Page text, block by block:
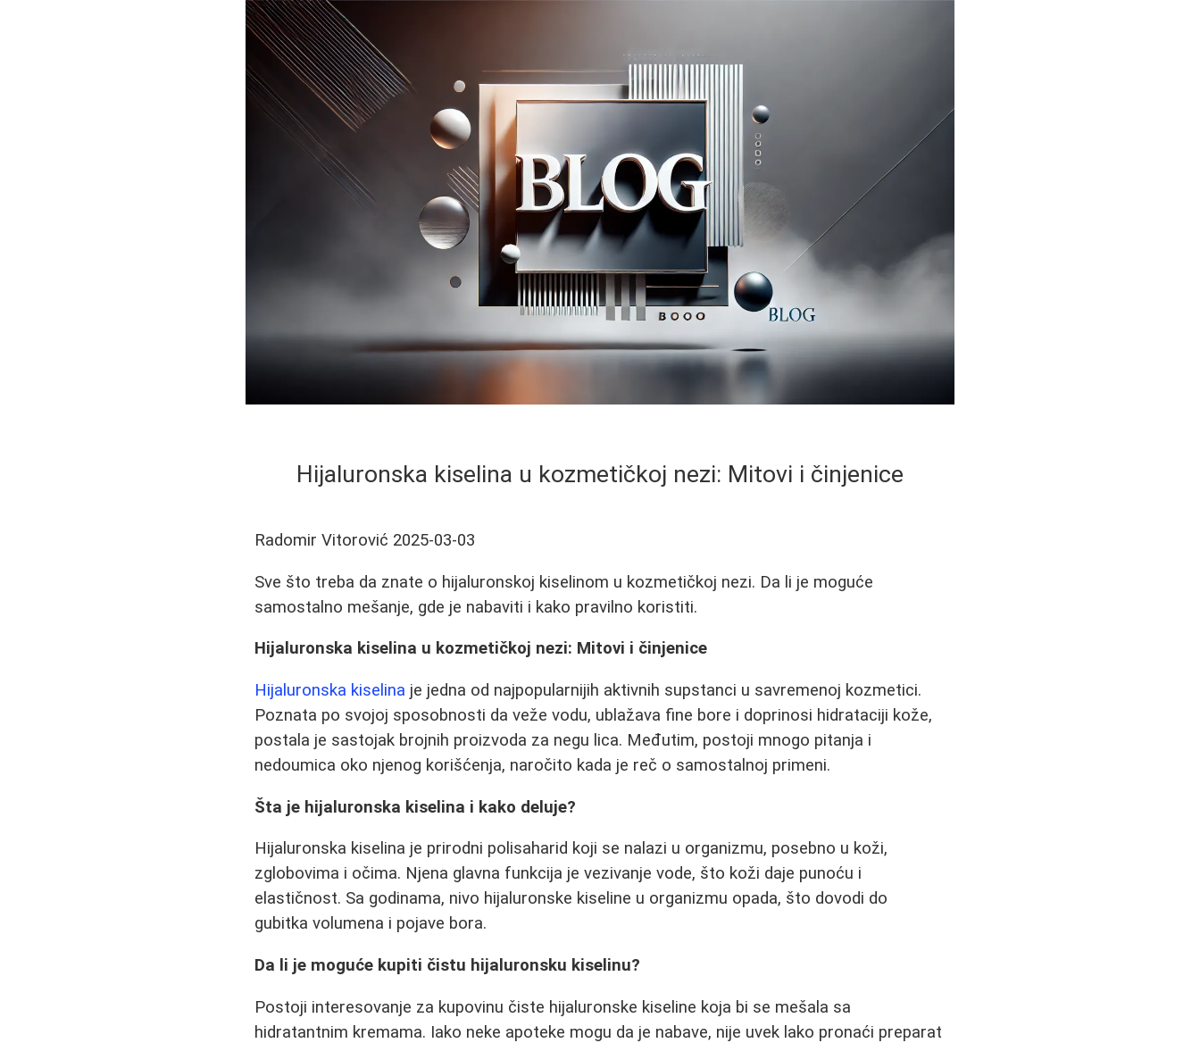
Hijaluronska kiselina u kozmetičkoj nezi: Mitovi i činjenice
Radomir Vitorović 2025-03-03
Sve što treba da znate o hijaluronskoj kiselinom u kozmetičkoj nezi. Da li je moguće
samostalno mešanje, gde je nabaviti i kako pravilno koristiti.
Hijaluronska kiselina u kozmetičkoj nezi: Mitovi i činjenice
Hijaluronska kiselina je jedna od najpopularnijih aktivnih supstanci u savremenoj kozmetici.
Poznata po svojoj sposobnosti da veže vodu, ublažava fine bore i doprinosi hidrataciji kože,
postala je sastojak brojnih proizvoda za negu lica. Međutim, postoji mnogo pitanja i
nedoumica oko njenog korišćenja, naročito kada je reč o samostalnoj primeni.
Šta je hijaluronska kiselina i kako deluje?
Hijaluronska kiselina je prirodni polisaharid koji se nalazi u organizmu, posebno u koži,
zglobovima i očima. Njena glavna funkcija je vezivanje vode, što koži daje punoću i
elastičnost. Sa godinama, nivo hijaluronske kiseline u organizmu opada, što dovodi do
gubitka volumena i pojave bora.
Da li je moguće kupiti čistu hijaluronsku kiselinu?
Postoji interesovanje za kupovinu čiste hijaluronske kiseline koja bi se mešala sa
hidratantnim kremama. Iako neke apoteke mogu da je nabave, nije uvek lako pronaći preparat